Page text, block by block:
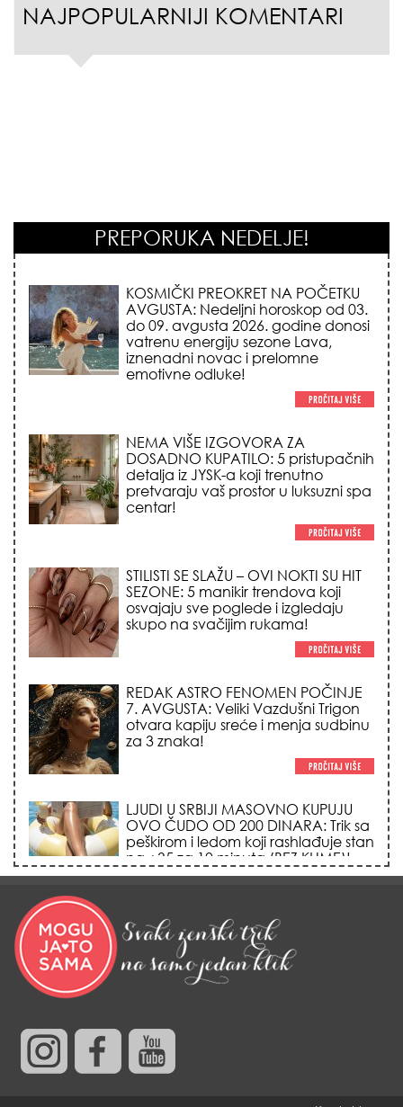
NAJPOPULARNIJI KOMENTARI
PREPORUKA NEDELJE!
KOSMIČKI PREOKRET NA POČETKU
AVGUSTA: Nedeljni horoskop od 03.
do 09. avgusta 2026. godine donosi
vatrenu energiju sezone Lava,
iznenadni novac i prelomne
emotivne odluke!
NEMA VIŠE IZGOVORA ZA
DOSADNO KUPATILO: 5 pristupačnih
detalja iz JYSK-a koji trenutno
pretvaraju vaš prostor u luksuzni spa
centar!
STILISTI SE SLAŽU – OVI NOKTI SU HIT
SEZONE: 5 manikir trendova koji
osvajaju sve poglede i izgledaju
skupo na svačijim rukama!
REDAK ASTRO FENOMEN POČINJE
7. AVGUSTA: Veliki Vazdušni Trigon
otvara kapiju sreće i menja sudbinu
za 3 znaka!
LJUDI U SRBIJI MASOVNO KUPUJU
OVO ČUDO OD 200 DINARA: Trik sa
peškirom i ledom koji rashlađuje stan
na +35 za 10 minuta (BEZ KLIME)!
DATUMI KOJI MENJAJU SUDBINU:
Ošišajte se OVIH dana u mesecu
ako želite da vam kosa raste kao iz
vode i privučete novu ljubav!
TRIK SA CRVENIM NOVČANIKOM I
LOVOROVIM LISTOM: Stari ritual
privlačenja novca koji treba uraditi